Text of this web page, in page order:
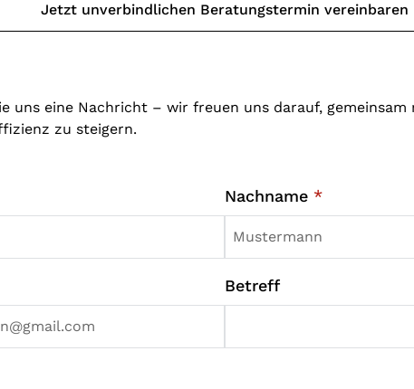
Jetzt unverbindlichen Beratungstermin vereinbaren
uns eine Nachricht – wir freuen uns darauf,
zu steigern.
Nachname *
Betreff